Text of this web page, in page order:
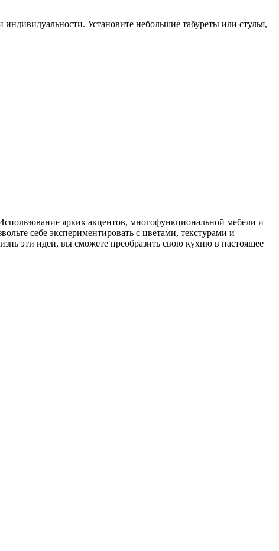
Установите небольшие табуреты или стулья,
ярких акцентов, многофункциональной мебели и
себе экспериментировать с цветами, текстурами и
эти идеи, вы сможете преобразить свою кухню в настоящее